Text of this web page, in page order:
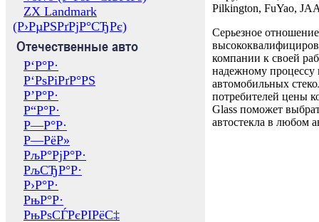
ZX Landmark
(Р›РµРЅРґРјР°СЂРє)
Отечественные авто
Р‘Р°Р·
Р‘РѕРіРґР°РЅ
Р’Р°Р·
Р“Р°Р·
Р—Р°Р·
Р—РёР»
РљР°РјР°Р·
РљСЂР°Р·
Р›Р°Р·
РњР°Р·
РњРѕСЃРєРІРёС‡
Pilkington, FuYao,
Серьезное отношение
компании к своей
надежному процессу
автомобильных
потребителей цены
Glass поможет
автостекла в любом